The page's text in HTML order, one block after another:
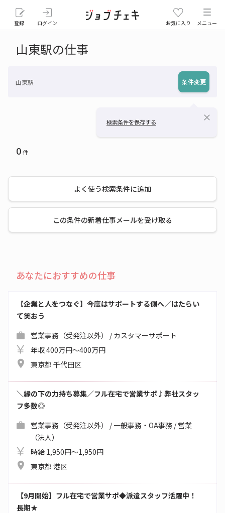
登録 ログイン お気に入り メニュー
山東駅の仕事
山東駅 条件変更
検索条件を保存する close
0件
よく使う検索条件に追加
この条件の新着仕事メールを受け取る
あなたにおすすめの仕事
【企業と人をつなぐ】今度はサポートする側へ／はたらい
て笑おう
営業事務（受発注以外） / カスタマーサポート
年収 400万円～400万円
東京都 千代田区
＼縁の下の力持ち募集／フル在宅で営業サポ♪弊社スタッ
フ多数◎
営業事務（受発注以外） / 一般事務・OA事務 / 営業
（法人）
時給 1,950円～1,950円
東京都 港区
【9月開始】フル在宅で営業サポ◆派遣スタッフ活躍中！
長期★